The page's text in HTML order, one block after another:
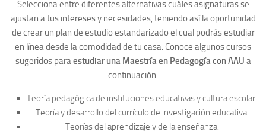
Selecciona entre diferentes alternativas cuáles asignaturas se
ajustan a tus intereses y necesidades, teniendo así la oportunidad
de crear un plan de estudio estandarizado el cual podrás estudiar
en línea desde la comodidad de tu casa. Conoce algunos cursos
sugeridos paraestudiar una Maestría en Pedagogía con AAU a
continuación:
Teoría pedagógica de instituciones educativas y cultura escolar.
Teoría y desarrollo del currículo de investigación educativa.
Teorías del aprendizaje y de la enseñanza.